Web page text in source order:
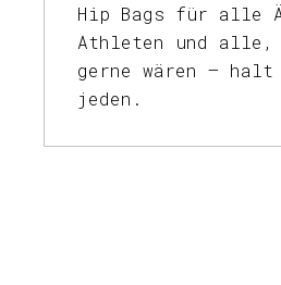
Hip Bags für alle
Athleten und alle,
gerne wären –
jeden.